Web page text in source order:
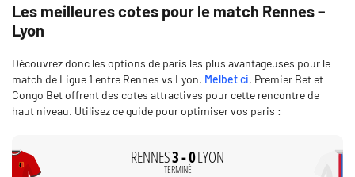
Les meilleures cotes pour le match Rennes –
Lyon
Découvrez donc les options de paris les plus avantageuses pour le
match de Ligue 1 entre Rennes vs Lyon. Melbet ci, Premier Bet et
Congo Bet offrent des cotes attractives pour cette rencontre de
haut niveau. Utilisez ce guide pour optimiser vos paris :